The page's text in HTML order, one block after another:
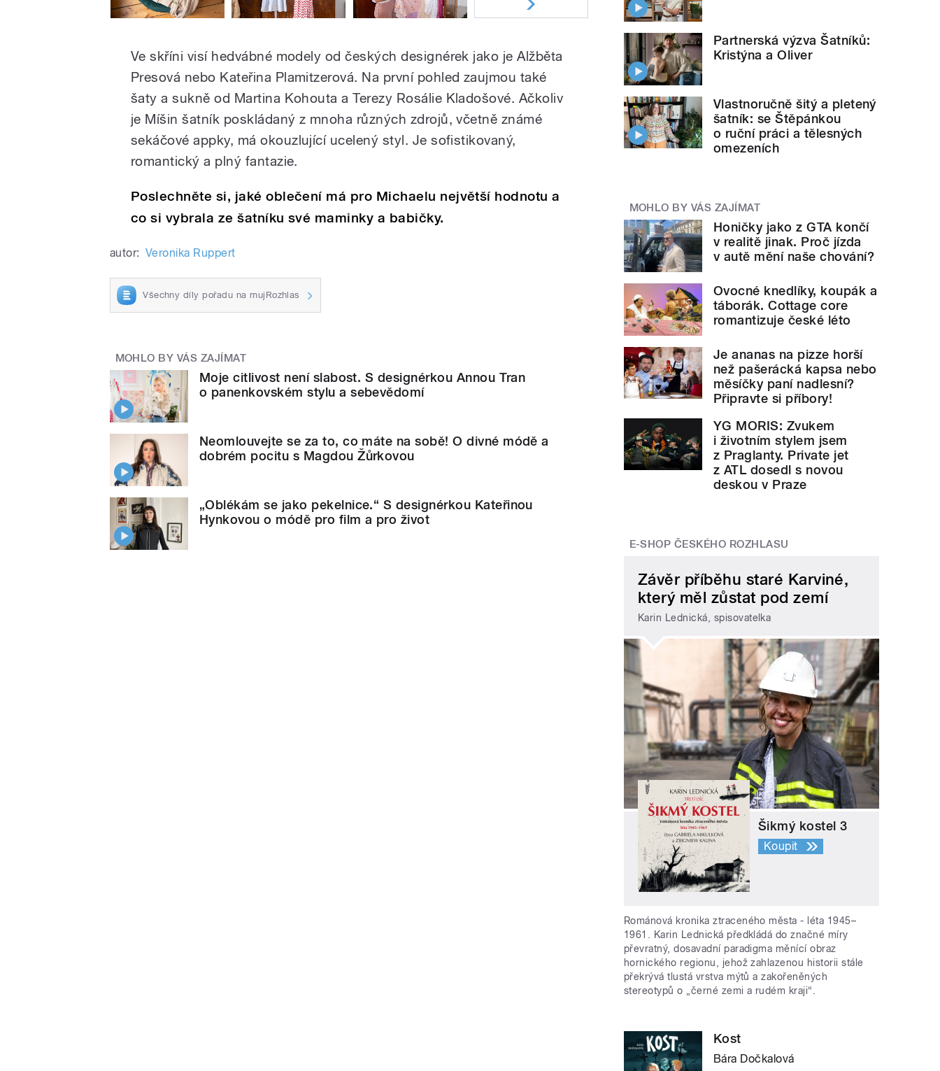
Ve skříni visí hedvábné modely od českých designérek jako je Alžběta
Presová nebo Kateřina Plamitzerová. Na první pohled zaujmou také
šaty a sukně od Martina Kohouta a Terezy Rosálie Kladošové. Ačkoliv
je Míšin šatník poskládaný z mnoha různých zdrojů, včetně známé
sekáčové appky, má okouzlující ucelený styl. Je sofistikovaný,
romantický a plný fantazie.
Poslechněte si, jaké oblečení má pro Michaelu největší hodnotu a
co si vybrala ze šatníku své maminky a babičky.
autor: Veronika Ruppert
Všechny díly pořadu na mujRozhlas
MOHLO BY VÁS ZAJÍMAT
Moje citlivost není slabost. S designérkou Annou Tran
o panenkovském stylu a sebevědomí
Neomlouvejte se za to, co máte na sobě! O divné módě a
dobrém pocitu s Magdou Žůrkovou
„Oblékám se jako pekelnice.“ S designérkou Kateřinou
Hynkovou o módě pro film a pro život
Partnerská výzva Šatníků:
Kristýna a Oliver
Vlastnoručně šitý a pletený
šatník: se Štěpánkou
o ruční práci a tělesných
omezeních
MOHLO BY VÁS ZAJÍMAT
Honičky jako z GTA končí
v realitě jinak. Proč jízda
v autě mění naše chování?
Ovocné knedlíky, koupák a
táborák. Cottage core
romantizuje české léto
Je ananas na pizze horší
než pašerácká kapsa nebo
měsíčky paní nadlesní?
Připravte si příbory!
YG MORIS: Zvukem
i životním stylem jsem
z Praglanty. Private jet
z ATL dosedl s novou
deskou v Praze
E-SHOP ČESKÉHO ROZHLASU
Závěr příběhu staré Karviné,
který měl zůstat pod zemí
Karin Lednická, spisovatelka
Šikmý kostel 3
Koupit
Románová kronika ztraceného města - léta 1945–
1961. Karin Lednická předkládá do značné míry
převratný, dosavadní paradigma měnící obraz
hornického regionu, jehož zahlazenou historii stále
překrývá tlustá vrstva mýtů a zakořeněných
stereotypů o „černé zemi a rudém kraji“.
Kost
Bára Dočkalová